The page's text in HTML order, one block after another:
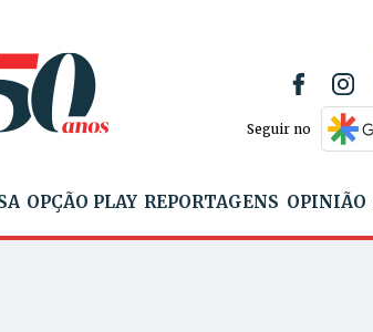
Seguir no
OPÇÃO PLAY REPORTAGENS OPINIÃO